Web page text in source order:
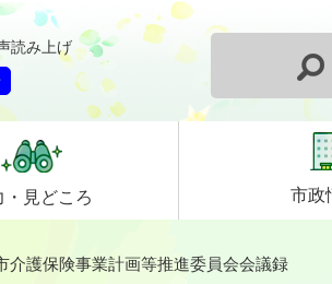
読み上げ
見どころ 市政
介護保険事業計画等推進委員会会議録